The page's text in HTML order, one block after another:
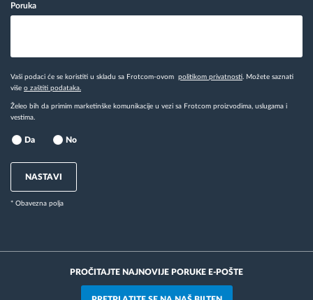
Poruka
Vaši podaci će se koristiti u skladu sa Frotcom-ovom politikom privatnosti . Možete saznati
više o zaštiti podataka.
Želeo bih da primim marketinške komunikacije u vezi sa Frotcom proizvodima, uslugama i
vestima.
Da No
NASTAVI
* Obavezna polja
PROČITAJTE NAJNOVIJE PORUKE E-POŠTE